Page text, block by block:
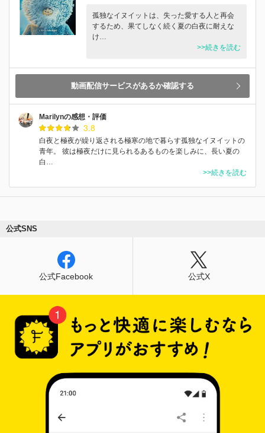
孤独なイヌイットは、失った愛する人と再会
するため、果てしなく続く夏の白夜に耐えな
け…
>>続きを読む
動画配信サービスがあるか確認する
Marilynの感想・評価
3.8
白夜と極夜が繰り返される極寒の地で暮らす孤独なイヌイットの
青年。 彼は極夜だけに見られるあるものを楽しみに、長い夏の
白…
>>続きを読む
公式SNS
公式Facebook 公式X